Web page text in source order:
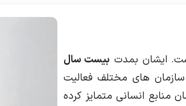
بیست سال
های مختلف فعالیت
منابع انسانی متمایز کرده